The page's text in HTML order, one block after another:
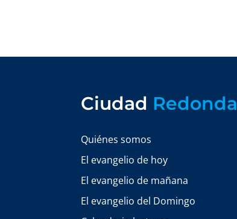
Ciudad Redonda
Quiénes somos
El evangelio de hoy
El evangelio de mañana
El evangelio del Domingo